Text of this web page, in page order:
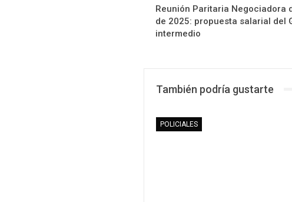
Reunión Paritaria Negociadora
de 2025: propuesta salarial del
intermedio
También podría gustarte
POLICIALES